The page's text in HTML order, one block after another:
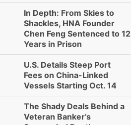
In Depth: From Skies to
Shackles, HNA Founder
Chen Feng Sentenced to 12
Years in Prison
U.S. Details Steep Port
Fees on China-Linked
Vessels Starting Oct. 14
The Shady Deals Behind a
Veteran Banker’s